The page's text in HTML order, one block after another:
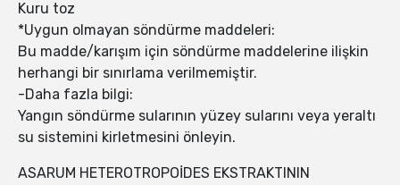
Kuru toz
*Uygun olmayan söndürme maddeleri:
Bu madde/karışım için söndürme maddelerine ilişkin
herhangi bir sınırlama verilmemiştir.
-Daha fazla bilgi:
Yangın söndürme sularının yüzey sularını veya yeraltı
su sistemini kirletmesini önleyin.
ASARUM HETEROTROPOİDES EKSTRAKTININ